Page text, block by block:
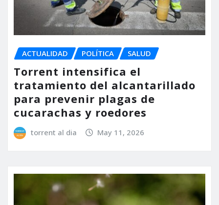
ACTUALIDAD POLÍTICA SALUD
Torrent intensifica el
tratamiento del alcantarillado
para prevenir plagas de
cucarachas y roedores
torrent al dia May 11, 2026